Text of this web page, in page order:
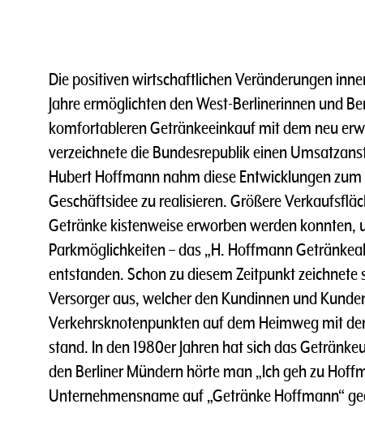
Die positiven wirtschaftlichen Veränderungen
Jahre ermöglichten den West-Berlinerinnen und
komfortableren Getränkeeinkauf mit dem neu
verzeichnete die Bundesrepublik einen
Hubert Hoffmann nahm diese Entwicklungen
Geschäftsidee zu realisieren. Größere
Getränke kistenweise erworben werden konnten,
Parkmöglichkeiten – das „H. Hoffmann
entstanden. Schon zu diesem Zeitpunkt
Versorger aus, welcher den Kundinnen und
Verkehrsknotenpunkten auf dem Heimweg mit
stand. In den 1980er Jahren hat sich das
den Berliner Mündern hörte man „Ich geh zu
Unternehmensname auf „Getränke Hoffmann“